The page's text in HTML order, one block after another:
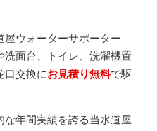
屋ウォーターサポーター
洗面台、トイレ、洗濯機置
口交換にお見積り無料で駆
な年間実績を誇る当水道屋